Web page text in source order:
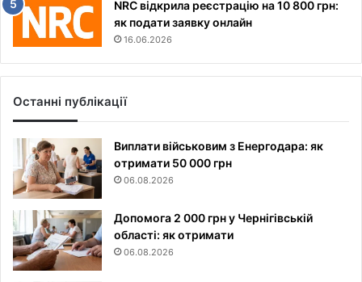
NRC відкрила реєстрацію на 10 800 грн:
як подати заявку онлайн
16.06.2026
Останні публікації
Виплати військовим з Енергодара: як
отримати 50 000 грн
06.08.2026
Допомога 2 000 грн у Чернігівській
області: як отримати
06.08.2026